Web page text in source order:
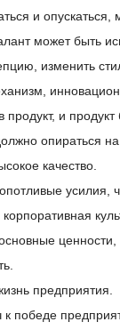
и опускаться,
может быть
изменить
продукт, и
опираться
качество.
усилия,
ценности,
предприятия.
победе